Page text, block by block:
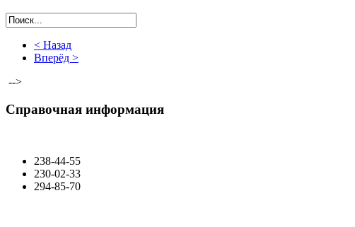
< Назад
Вперёд >
-->
Справочная информация
238-44-55
230-02-33
294-85-70